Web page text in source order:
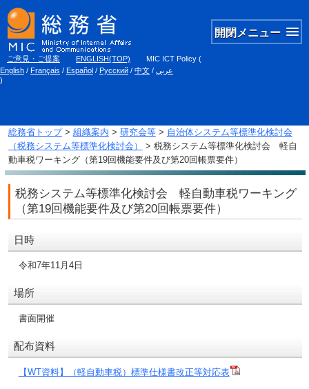
開閉メニュー
ご意見・ご提案 ENGLISH(TOP) MIC ICT Policy (
English / Français / Español / Русский / 中文 / عربي
)
総務省トップ> 組織案内 > 研究会等> 自治体システム等標準化検討会
（税務システム等標準化検討会）
> 税務システム等標準化検討会 軽自
動車税ワーキング（第19回機能要件及び第20回帳票要件）
税務システム等標準化検討会 軽自動車税ワーキング
（第19回機能要件及び第20回帳票要件）
日時
令和7年11月4日
場所
書面開催
配布資料
【WT資料】（軽自動車税）標準仕様書改正等対応表